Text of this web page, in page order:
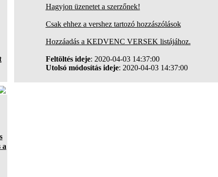
a
Hagyjon üzenetet a szerzőnek!
Csak ehhez a vershez tartozó hozzászólások
Hozzáadás a KEDVENC VERSEK listájához.
Feltöltés ideje: 2020-04-03 14:37:00
Utolsó módosítás ideje: 2020-04-03 14:37:00